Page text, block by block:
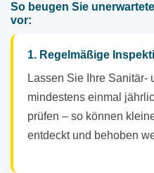
So beugen Sie
vor:
1. Regelmäßige
Lassen Sie Ihre Sanitär-
mindestens einmal
prüfen – so können
entdeckt und behoben